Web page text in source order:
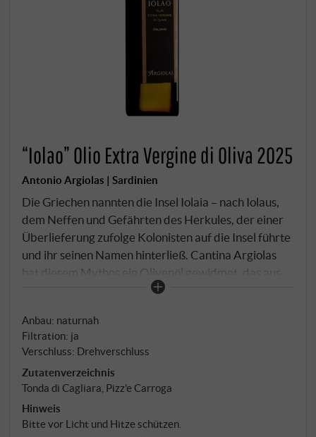
“Iolao” Olio Extra Vergine di Oliva 2025
Antonio Argiolas | Sardinien
Die Griechen nannten die Insel Iolaia – nach Iolaus,
dem Neffen und Gefährten des Herkules, der einer
Überlieferung zufolge Kolonisten auf die Insel führte
und ihr seinen Namen hinterließ. Cantina Argiolas
hat diesem Mythos ein Olivenöl gewidmet, das aus
denselben sardischen Böden kommt, auf denen auch
steinige Erde in den Hügeln um Serdiana,
mediterrane Wärme, Wind vom Meer. Die Oliven
modernen Durchlaufverfahren bei niedrigen
Temperaturen kalt gepresst – schnell und schonend,
damit die flüchtigen Aromastoffe erhalten bleiben.
Anbau: naturnah
Filtration: ja
Verschluss: Drehverschluss
Zutatenverzeichnis
Tonda di Cagliara, Pizz'e Carroga
Hinweis
Bitte vor Licht und Hitze schützen.